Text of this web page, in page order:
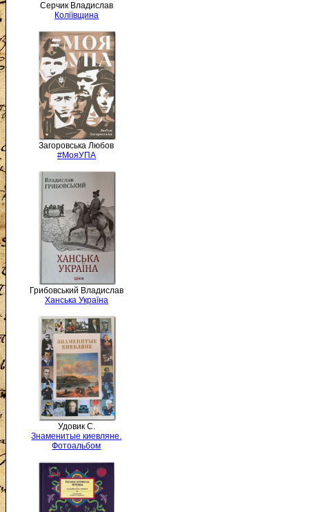
Серчик Владислав
Коліївщина
Загоровська Любов
#МояУПА
Грибовський Владислав
Ханська Україна
Удовик С.
Знаменитые киевляне.
Фотоальбом